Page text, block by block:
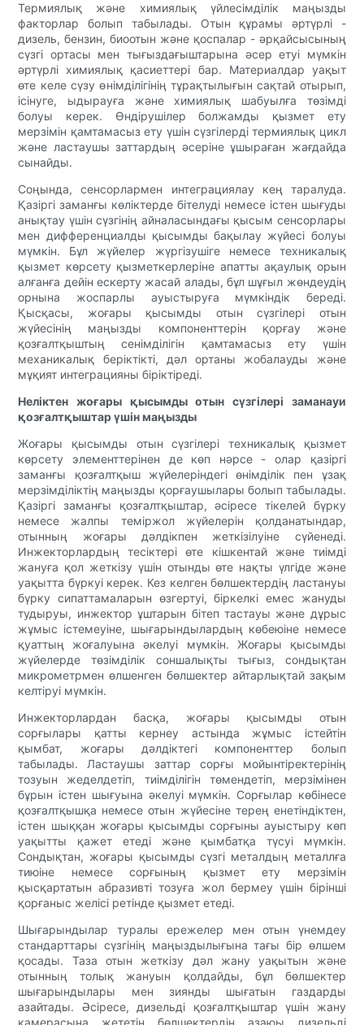
Термиялық және химиялық үйлесімділік маңызды
факторлар болып табылады. Отын құрамы әртүрлі -
дизель, бензин, биоотын және қоспалар - әрқайсысының
сүзгі ортасы мен тығыздағыштарына әсер етуі мүмкін
әртүрлі химиялық қасиеттері бар. Материалдар уақыт
өте келе сүзу өнімділігінің тұрақтылығын сақтай отырып,
ісінуге, ыдырауға және химиялық шабуылға төзімді
болуы керек. Өндірушілер болжамды қызмет ету
мерзімін қамтамасыз ету үшін сүзгілерді термиялық цикл
және ластаушы заттардың әсеріне ұшыраған жағдайда
сынайды.
Соңында, сенсорлармен интеграциялау кең таралуда.
Қазіргі заманғы көліктерде бітелуді немесе істен шығуды
анықтау үшін сүзгінің айналасындағы қысым сенсорлары
мен дифференциалды қысымды бақылау жүйесі болуы
мүмкін. Бұл жүйелер жүргізушіге немесе техникалық
қызмет көрсету қызметкерлеріне апатты ақаулық орын
алғанға дейін ескерту жасай алады, бұл шұғыл жөндеудің
орнына жоспарлы ауыстыруға мүмкіндік береді.
Қысқасы, жоғары қысымды отын сүзгілері отын
жүйесінің маңызды компоненттерін қорғау және
қозғалтқыштың сенімділігін қамтамасыз ету үшін
механикалық беріктікті, дәл ортаны жобалауды және
мұқият интеграцияны біріктіреді.
Неліктен жоғары қысымды отын сүзгілері заманауи
қозғалтқыштар үшін маңызды
Жоғары қысымды отын сүзгілері техникалық қызмет
көрсету элементтерінен де көп нәрсе - олар қазіргі
заманғы қозғалтқыш жүйелеріндегі өнімділік пен ұзақ
мерзімділіктің маңызды қорғаушылары болып табылады.
Қазіргі заманғы қозғалтқыштар, әсіресе тікелей бүрку
немесе жалпы теміржол жүйелерін қолданатындар,
отынның жоғары дәлдікпен жеткізілуіне сүйенеді.
Инжекторлардың тесіктері өте кішкентай және тиімді
жануға қол жеткізу үшін отынды өте нақты үлгіде және
уақытта бүркуі керек. Кез келген бөлшектердің ластануы
бүрку сипаттамаларын өзгертуі, біркелкі емес жануды
тудыруы, инжектор ұштарын бітеп тастауы және дұрыс
жұмыс істемеуіне, шығарындылардың көбеюіне немесе
қуаттың жоғалуына әкелуі мүмкін. Жоғары қысымды
жүйелерде төзімділік соншалықты тығыз, сондықтан
микрометрмен өлшенген бөлшектер айтарлықтай зақым
келтіруі мүмкін.
Инжекторлардан басқа, жоғары қысымды отын
сорғылары қатты кернеу астында жұмыс істейтін
қымбат, жоғары дәлдіктегі компоненттер болып
табылады. Ластаушы заттар сорғы мойынтіректерінің
тозуын жеделдетіп, тиімділігін төмендетіп, мерзімінен
бұрын істен шығуына әкелуі мүмкін. Сорғылар көбінесе
қозғалтқышқа немесе отын жүйесіне терең енетіндіктен,
істен шыққан жоғары қысымды сорғыны ауыстыру көп
уақытты қажет етеді және қымбатқа түсуі мүмкін.
Сондықтан, жоғары қысымды сүзгі металдың металлға
тиюіне немесе сорғының қызмет ету мерзімін
қысқартатын абразивті тозуға жол бермеу үшін бірінші
қорғаныс желісі ретінде қызмет етеді.
Шығарындылар туралы ережелер мен отын үнемдеу
стандарттары сүзгінің маңыздылығына тағы бір өлшем
қосады. Таза отын жеткізу дәл жану уақытын және
отынның толық жануын қолдайды, бұл бөлшектер
шығарындылары мен зиянды шығатын газдарды
азайтады. Әсіресе, дизельді қозғалтқыштар үшін жану